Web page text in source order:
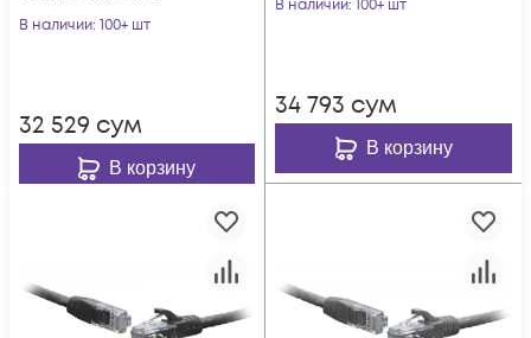
серый
В наличии: 100+ шт
32 529 сум
В корзину
В наличии: 100+ шт
34 793 сум
В корзину